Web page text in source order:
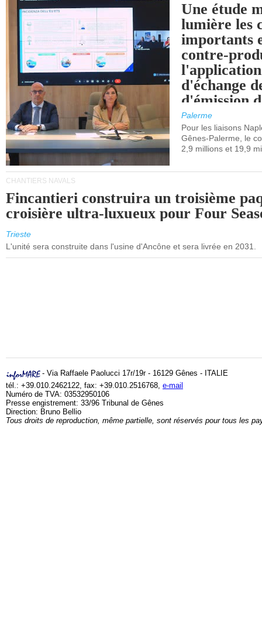
Une étude
lumière les
importants
contre-
d'échange
d'émission
(SEQE-UE)
maritimes
occidentale.
Palerme
Pour les liaisons
Gênes-Palerme, le
2,9 millions et 19,9
CHANTIERS NAVALS
Fincantieri construira un troisième
croisière ultra-luxueux pour Four
Trieste
L'unité sera construite dans l'usine d'Ancône et sera livrée en 2031.
- Via Raffaele Paolucci 17r/19r - 16129 Gênes - ITALIE
tél.: +39.010.2462122, fax: +39.010.2516768, e-mail
Numéro de TVA: 03532950106
Presse engistrement: 33/96 Tribunal de Gênes
Direction: Bruno Bellio
Tous droits de reproduction, même partielle, sont réservés pour tous les